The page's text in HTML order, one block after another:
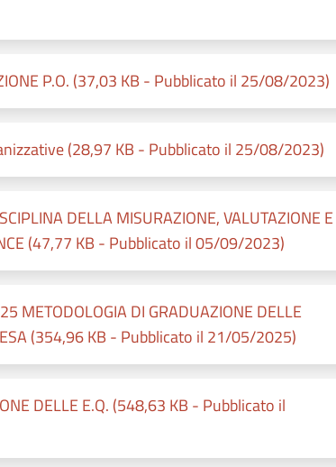
P.O. (37,03 KB - Pubblicato il 25/08/2023)
(28,97 KB - Pubblicato il 25/08/2023)
DELLA MISURAZIONE, VALUTAZIONE E
(47,77 KB - Pubblicato il 05/09/2023)
METODOLOGIA DI GRADUAZIONE DELLE
(354,96 KB - Pubblicato il 21/05/2025)
DELLE E.Q. (548,63 KB - Pubblicato il